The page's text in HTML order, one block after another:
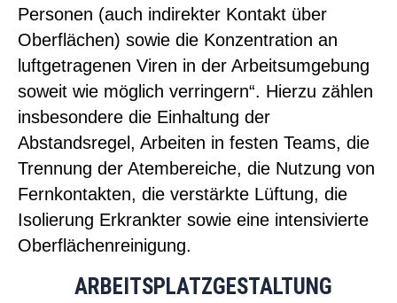
Personen (auch indirekter Kontakt über
Oberflächen) sowie die Konzentration an
luftgetragenen Viren in der Arbeitsumgebung
soweit wie möglich verringern“. Hierzu zählen
insbesondere die Einhaltung der
Abstandsregel, Arbeiten in festen Teams, die
Trennung der Atembereiche, die Nutzung von
Fernkontakten, die verstärkte Lüftung, die
Isolierung Erkrankter sowie eine intensivierte
Oberflächenreinigung.
ARBEITSPLATZGESTALTUNG